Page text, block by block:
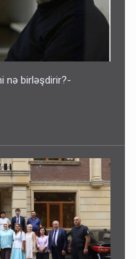
nə birləşdirir?-